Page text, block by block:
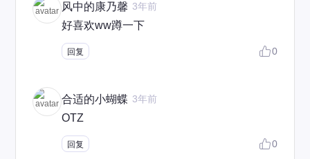
风中的康乃馨 3年前
好喜欢ww蹲一下
回复 0
合适的小蝴蝶 3年前
OTZ
回复 0